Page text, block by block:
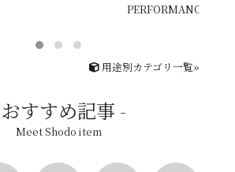
PERFORMANCE
用途別カテゴリ一覧»
おすすめ記事
Meet Shodo item